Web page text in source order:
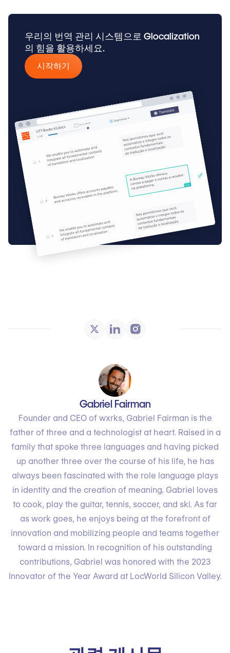
우리의 번역 관리 시스템으로 Glocalization
의 힘을 활용하세요.
시작하기
Gabriel Fairman
Founder and CEO of wxrks, Gabriel Fairman is the
father of three and a technologist at heart. Raised in a
family that spoke three languages and having picked
up another three over the course of his life, he has
always been fascinated with the role language plays
in identity and the creation of meaning. Gabriel loves
to cook, play the guitar, tennis, soccer, and ski. As far
as work goes, he enjoys being at the forefront of
innovation and mobilizing people and teams together
toward a mission. In recognition of his outstanding
contributions, Gabriel was honored with the 2023
Innovator of the Year Award at LocWorld Silicon Valley.